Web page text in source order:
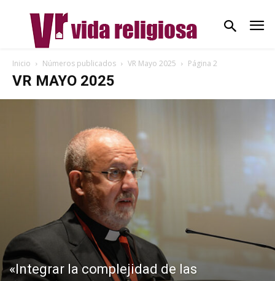
Inicio Números publicados VR Mayo 2025 Página 2
VR MAYO 2025
«Integrar la complejidad de las